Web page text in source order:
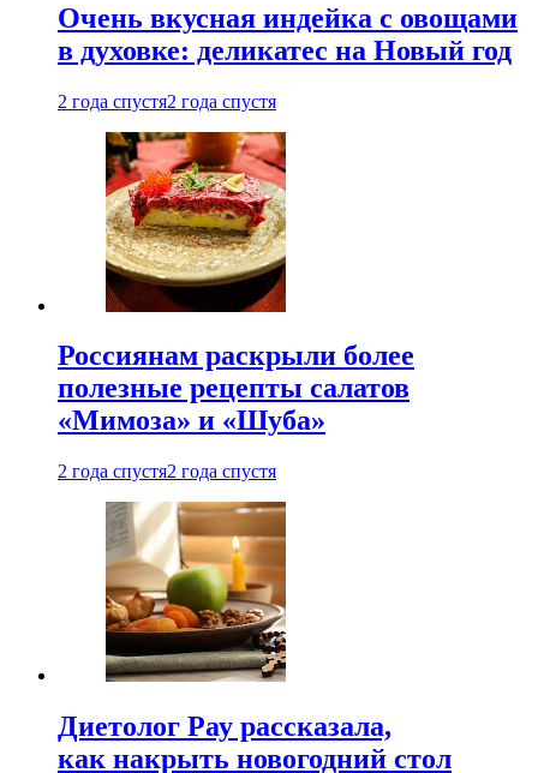
Очень вкусная индейка с овощами
в духовке: деликатес на Новый год
2 года спустя2 года спустя
Россиянам раскрыли более
полезные рецепты салатов
«Мимоза» и «Шуба»
2 года спустя2 года спустя
Диетолог Рау рассказала,
как накрыть новогодний стол